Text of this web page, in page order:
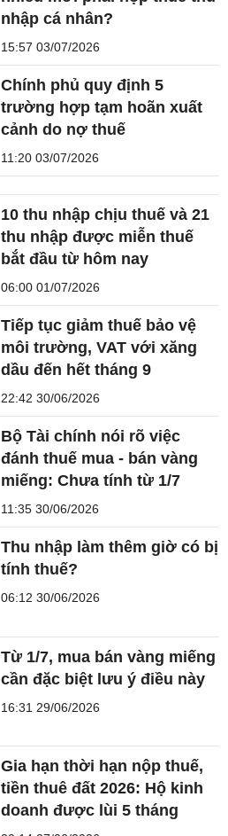
nhập cá nhân?
15:57 03/07/2026
Chính phủ quy định 5
trường hợp tạm hoãn xuất
cảnh do nợ thuế
11:20 03/07/2026
10 thu nhập chịu thuế và 21
thu nhập được miễn thuế
bắt đầu từ hôm nay
06:00 01/07/2026
Tiếp tục giảm thuế bảo vệ
môi trường, VAT với xăng
dầu đến hết tháng 9
22:42 30/06/2026
Bộ Tài chính nói rõ việc
đánh thuế mua - bán vàng
miếng: Chưa tính từ 1/7
11:35 30/06/2026
Thu nhập làm thêm giờ có bị
tính thuế?
06:12 30/06/2026
Từ 1/7, mua bán vàng miếng
cần đặc biệt lưu ý điều này
16:31 29/06/2026
Gia hạn thời hạn nộp thuế,
tiền thuê đất 2026: Hộ kinh
doanh được lùi 5 tháng